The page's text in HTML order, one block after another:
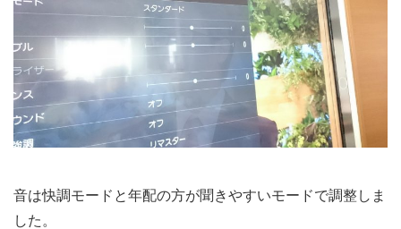
音は快調モードと年配の方が聞きやすいモードで調整しま
した。